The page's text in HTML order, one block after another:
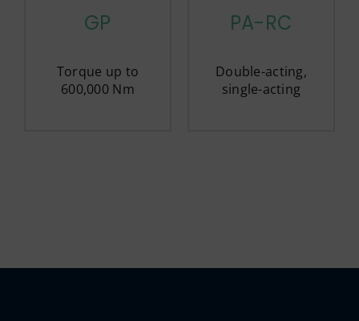
GP
Torque up to
600,000 Nm
PA-RC
Double-acting,
single-acting